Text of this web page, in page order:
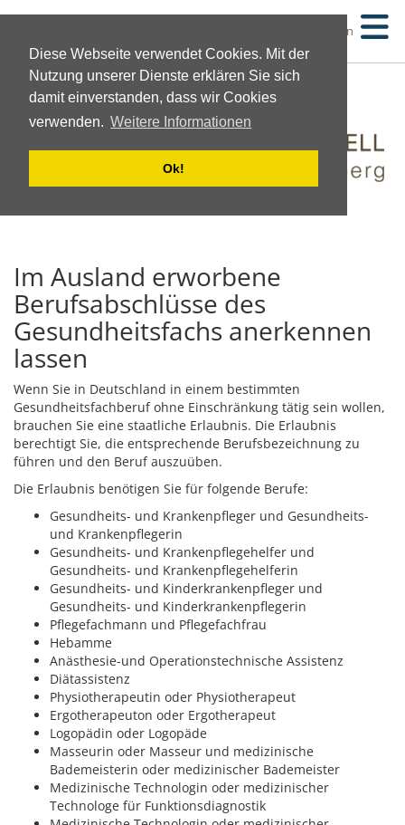
Diese Webseite verwendet Cookies. Mit der
Nutzung unserer Dienste erklären Sie sich
damit einverstanden, dass wir Cookies
verwenden. Weitere Informationen
Ok!
Suchen
Im Ausland erworbene
Berufsabschlüsse des
Gesundheitsfachs anerkennen
lassen
Wenn Sie in Deutschland in einem bestimmten
Gesundheitsfachberuf ohne Einschränkung tätig sein wollen,
brauchen Sie eine staatliche Erlaubnis. Die Erlaubnis
berechtigt Sie, die entsprechende Berufsbezeichnung zu
führen und den Beruf auszuüben.
Die Erlaubnis benötigen Sie für folgende Berufe:
Gesundheits- und Krankenpfleger und Gesundheits-
und Krankenpflegerin
Gesundheits- und Krankenpflegehelfer und
Gesundheits- und Krankenpflegehelferin
Gesundheits- und Kinderkrankenpfleger und
Gesundheits- und Kinderkrankenpflegerin
Pflegefachmann und Pflegefachfrau
Hebamme
Anästhesie-und Operationstechnische Assistenz
Diätassistenz
Physiotherapeutin oder Physiotherapeut
Ergotherapeuton oder Ergotherapeut
Logopädin oder Logopäde
Masseurin oder Masseur und medizinische
Bademeisterin oder medizinischer Bademeister
Medizinische Technologin oder medizinischer
Technologe für Funktionsdiagnostik